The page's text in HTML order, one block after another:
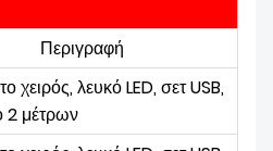
Περιγραφή
χειρός, λευκό LED, σετ USB,
2 μέτρων